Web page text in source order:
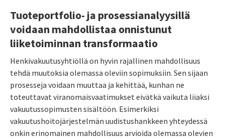
Tuoteportfolio- ja prosessianalyysillä
voidaan mahdollistaa onnistunut
liiketoiminnan transformaatio
Henkivakuutusyhtiöllä on hyvin rajallinen mahdollisuus
tehdä muutoksia olemassa oleviin sopimuksiin. Sen sijaan
prosesseja voidaan muuttaa ja kehittää, kunhan ne
toteuttavat viranomaisvaatimukset eivätkä vaikuta liiaksi
vakuutussopimusten sisältöön. Esimerkiksi
vakuutushoitojärjestelmän uudistushankkeen yhteydessä
onkin erinomainen mahdollisuus arvioida olemassa olevien